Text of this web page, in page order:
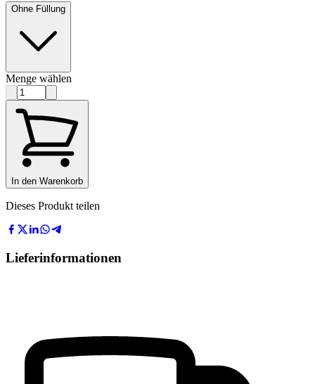
Ohne Füllung
Menge wählen
In den Warenkorb
Dieses Produkt teilen
Lieferinformationen